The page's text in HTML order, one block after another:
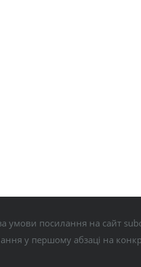
умови посилання на сайт
у першому абзаці на